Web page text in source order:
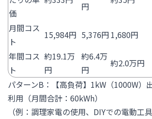
価
円
月間コス
ト
15,984円 5,376円 1,680円
年間コス
ト
約19.1万
円
約6.4万
円
約2.0万円
パターンB：【高負荷】1kW（1000W）
利用（月間合計：60kWh）
（例：調理家電の使用、DIYでの電動工